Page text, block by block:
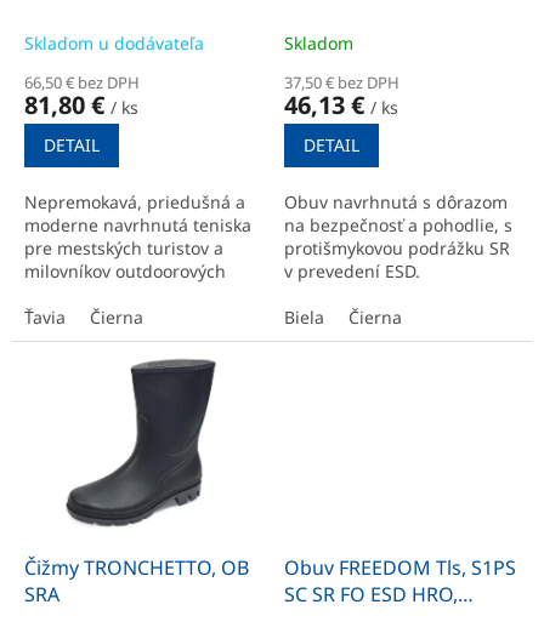
Skladom u dodávateľa
66,50 € bez DPH
81,80 € / ks
DETAIL
Nepremokavá, priedušná a
moderne navrhnutá teniska
pre mestských turistov a
milovníkov outdoorových
Ťavia
Čierna
Skladom
37,50 € bez DPH
46,13 € / ks
DETAIL
Obuv navrhnutá s dôrazom
na bezpečnosť a pohodlie, s
protišmykovou podrážku SR
v prevedení ESD.
Biela
Čierna
Čižmy TRONCHETTO, OB
SRA
Obuv FREEDOM Tls, S1PS
SC SR FO ESD HRO,